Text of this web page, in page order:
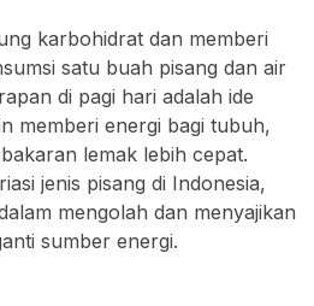
karbohidrat dan memberi
satu buah pisang dan air
di pagi hari adalah ide
memberi energi bagi tubuh,
lemak lebih cepat.
jenis pisang di Indonesia,
mengolah dan menyajikan
sumber energi.